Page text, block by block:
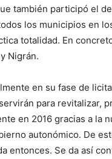
también participó el
los municipios en
totalidad. En
Nigrán.
en su fase de
para revitalizar,
en 2016 gracias a la
autonómico. De
entonces. Se da así